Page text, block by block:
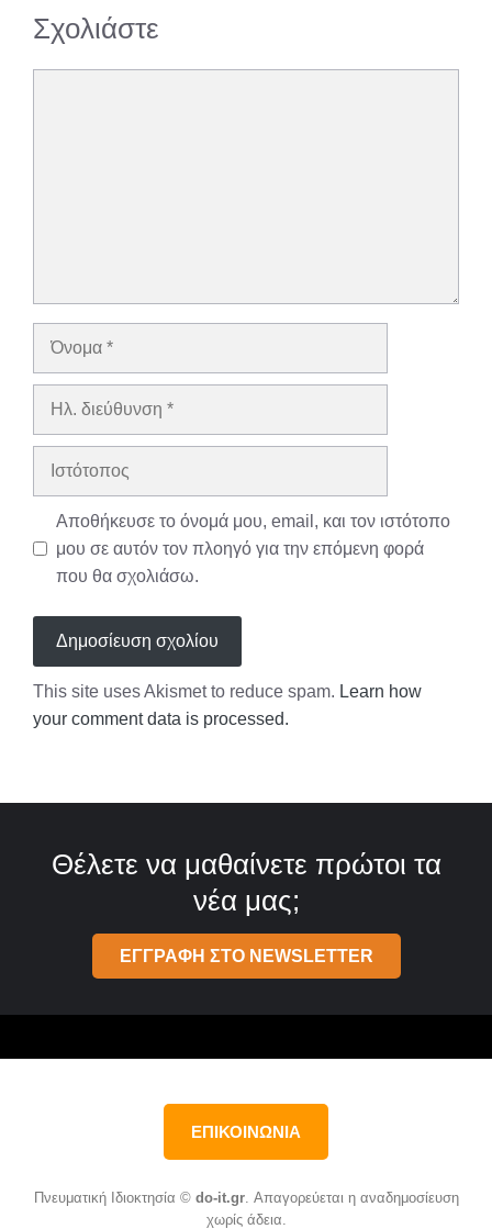
Σχολιάστε
Όνομα
Ηλ.
Ιστότοπος
Αποθήκευσε το όνομά μου, email, και τον ιστότοπο
μου σε αυτόν τον πλοηγό για την επόμενη φορά
που θα σχολιάσω.
This site uses Akismet to reduce spam. Learn how
your comment data is processed.
Θέλετε να μαθαίνετε πρώτοι τα
νέα μας;
ΕΓΓΡΑΦΗ ΣΤΟ NEWSLETTER
ΕΠΙΚΟΙΝΩΝΙΑ
Πνευματική Ιδιοκτησία © do-it.gr. Απαγορεύεται η αναδημοσίευση
χωρίς άδεια.